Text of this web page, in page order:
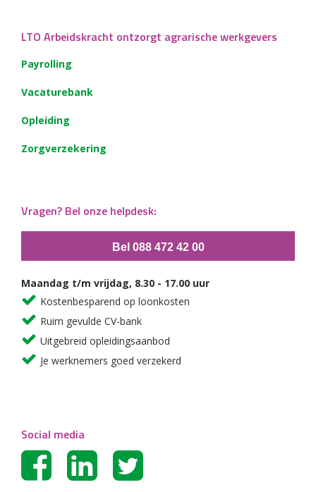
LTO Arbeidskracht ontzorgt agrarische werkgevers
Payrolling
Vacaturebank
Opleiding
Zorgverzekering
Vragen? Bel onze helpdesk:
Bel 088 472 42 00
Maandag t/m vrijdag, 8.30 - 17.00 uur
Kostenbesparend op loonkosten
Ruim gevulde CV-bank
Uitgebreid opleidingsaanbod
Je werknemers goed verzekerd
Social media